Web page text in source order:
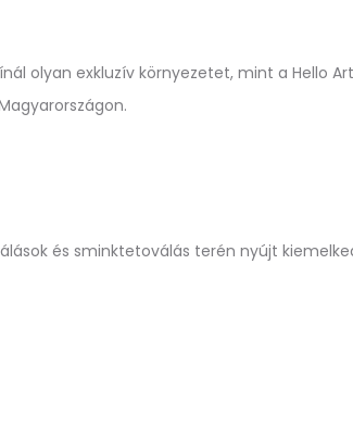
olyan exkluzív környezetet, mint a Hello
és sminktetoválás terén nyújt